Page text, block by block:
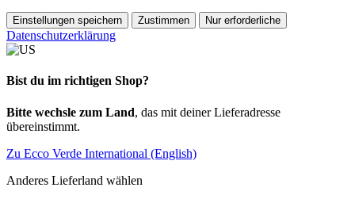
Einstellungen speichern Zustimmen Nur erforderliche
Datenschutzerklärung
Bist du im richtigen Shop?
Bitte wechsle zum Land, das mit deiner Lieferadresse
übereinstimmt.
Zu Ecco Verde International (English)
Anderes Lieferland wählen